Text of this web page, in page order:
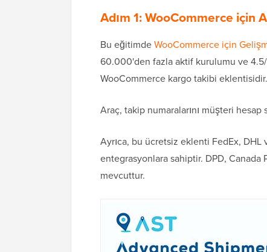
Adım 1: WooCommerce için
Bu eğitimdeWooCommerce için
60.000'den fazla aktif kurulumu ve
WooCommerce kargo takibi eklentisidir.
Araç, takip numaralarını müşteri hesap
Ayrıca, bu ücretsiz eklenti FedEx,
entegrasyonlara sahiptir. DPD,
mevcuttur.